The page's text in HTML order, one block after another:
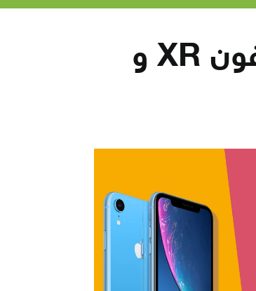
تعرف على الفرق بين آيفون XR و